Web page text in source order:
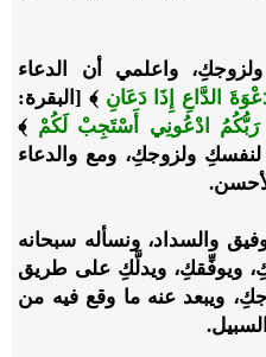
واعلمي أن الدعاء
الدَّاعِ إِذَا دَعَانِ ﴾ [البقرة:
رَبُّكُمُ ادْعُونِي أَسْتَجِبْ لَكُمْ ﴾
لنفسكِ ولزوجكِ، ومع والدعاء
.
والسداد، ونسأله سبحانه
ويوفِّقكِ، ويدلَّكِ على طريق
ويبعد عنه ما وقع فيه من
.